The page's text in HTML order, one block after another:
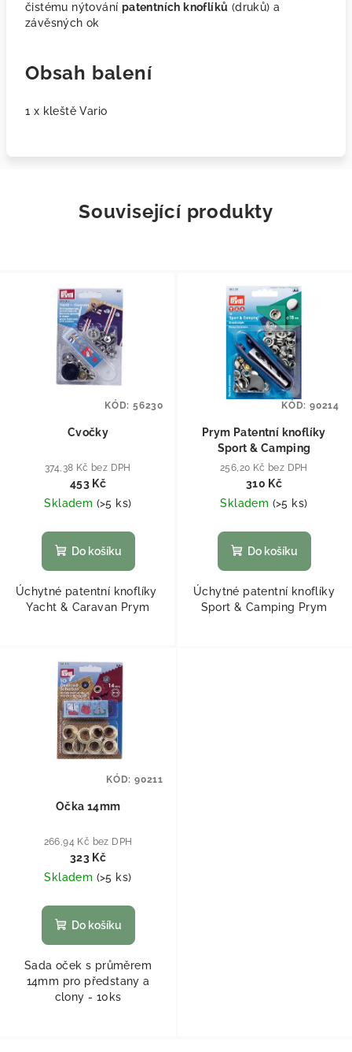
čistému nýtování patentních knoflíků (druků) a
závěsných ok
Obsah balení
1 x kleště Vario
Související produkty
Cvočky
374,38 Kč bez DPH
453 Kč
Skladem (>5 ks)
Do košíku
Úchytné patentní knoflíky
Yacht & Caravan Prym
KÓD: 56230
Prym Patentní knoflíky
Sport & Camping
256,20 Kč bez DPH
310 Kč
Skladem (>5 ks)
Do košíku
Úchytné patentní knoflíky
Sport & Camping Prym
KÓD: 90214
Očka 14mm
266,94 Kč bez DPH
323 Kč
Skladem (>5 ks)
Do košíku
Sada oček s průměrem
14mm pro předstany a
clony - 10ks
KÓD: 90211